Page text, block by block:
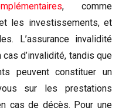
, comme
et les investissements, et
L’assurance invalidité
d’invalidité, tandis que
peuvent constituer un
sur les prestations
cas de décès. Pour une